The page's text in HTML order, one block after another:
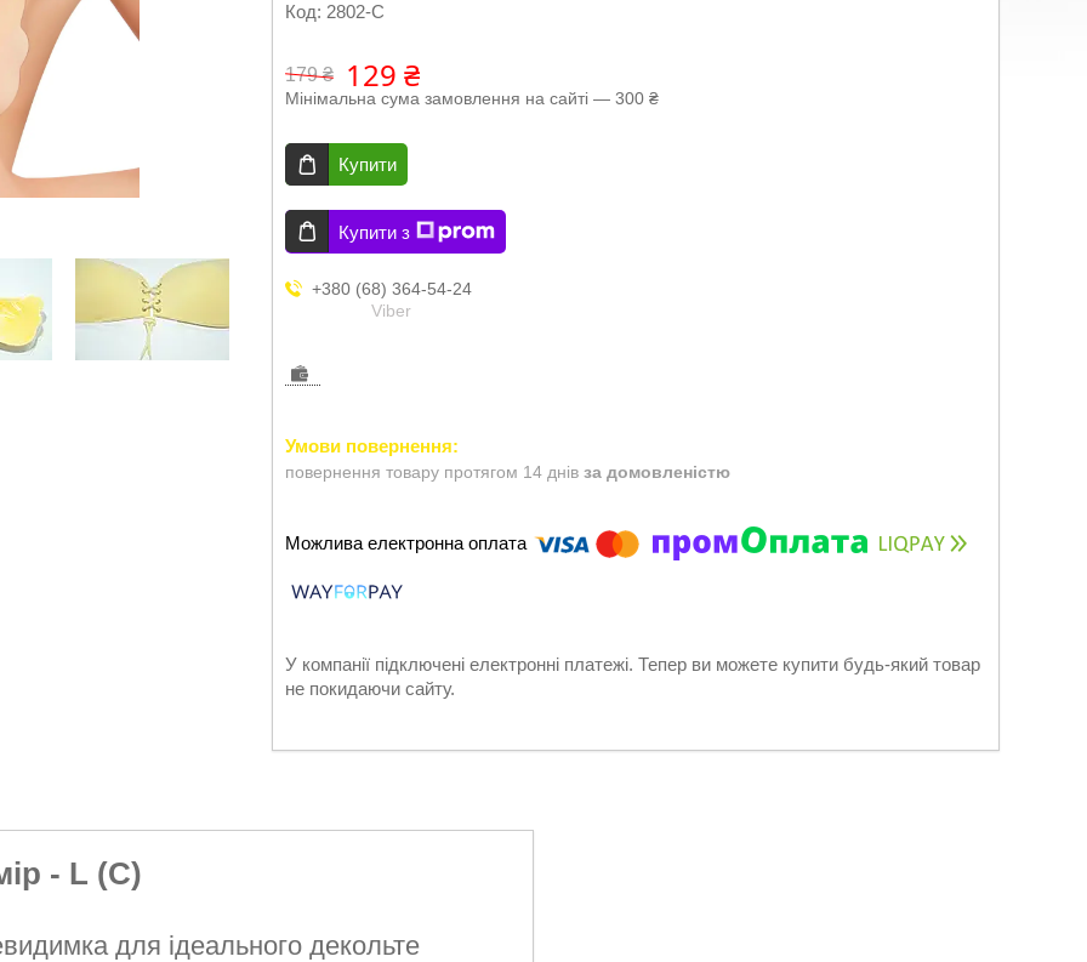
Код: 2802-C
179 ₴ 129 ₴
Мінімальна сума замовлення на сайті — 300 ₴
Купити
Купити з
+380 (68) 364-54-24
Viber
повернення товару протягом 14 днів за домовленістю
У компанії підключені електронні платежі. Тепер ви можете купити будь-який товар
не покидаючи сайту.
- L (C)
для ідеального декольте